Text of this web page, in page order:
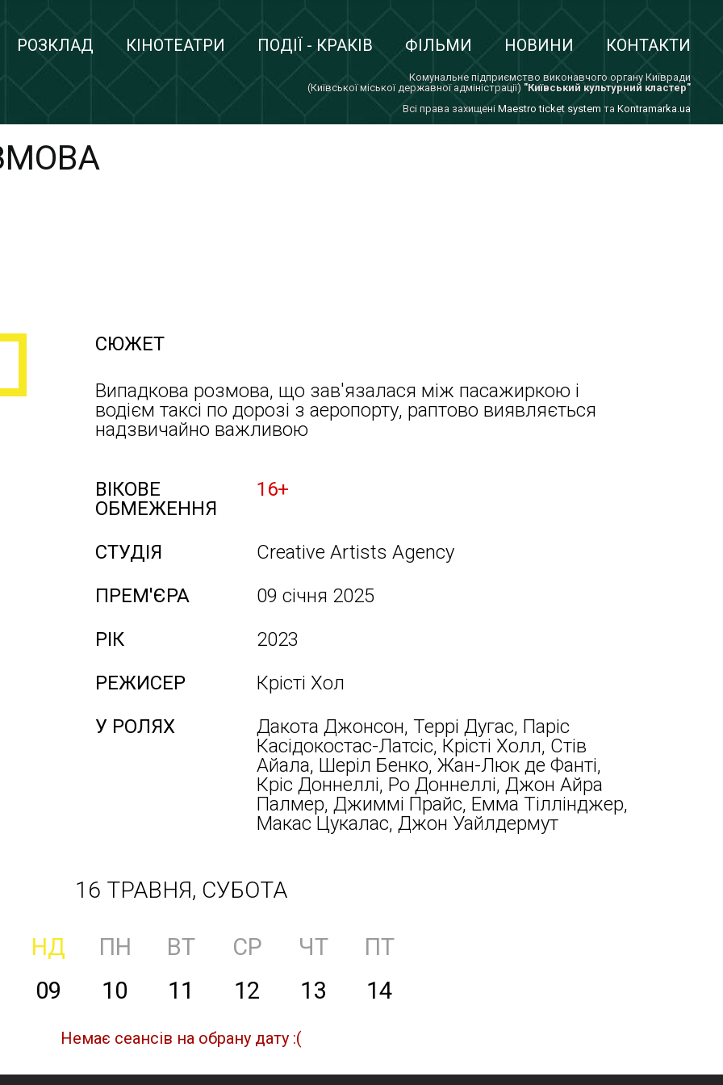
РОЗКЛАД КІНОТЕАТРИ ПОДІЇ - КРАКІВ ФІЛЬМИ НОВИНИ КОНТАКТИ
Комунальне підприємство виконавчого органу Київради
(Київської міської державної адміністрації) "Київський культурний кластер"
Всi права захищенi Maestro ticket system та Kontramarka.ua
СЮЖЕТ
Випадкова розмова, що зав'язалася між пасажиркою і
водієм таксі по дорозі з аеропорту, раптово виявляється
надзвичайно важливою
ВІКОВЕ
ОБМЕЖЕННЯ
16+
СТУДІЯ
Creative Artists Agency
ПРЕМ'ЄРА
09 січня 2025
РІК
2023
РЕЖИСЕР
Крісті Хол
У РОЛЯХ
Дакота Джонсон, Террі Дугас, Паріс
Касідокостас-Латсіс, Крісті Холл, Стів
Айала, Шеріл Бенко, Жан-Люк де Фанті,
Кріс Доннеллі, Ро Доннеллі, Джон Айра
Палмер, Джиммі Прайс, Емма Тіллінджер,
Макас Цукалас, Джон Уайлдермут
16 ТРАВНЯ, СУБОТА
НД ПН ВТ СР ЧТ
ПТ
09 10 11 12 13 14
Немає сеансів на обрану дату :(